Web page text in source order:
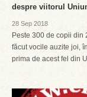
despre viitorul
28 Sep 2018
Peste 300 de copii din
făcut vocile auzite joi,
prima de acest fel din